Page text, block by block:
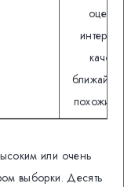
похожих
или очень
выборки. Десять